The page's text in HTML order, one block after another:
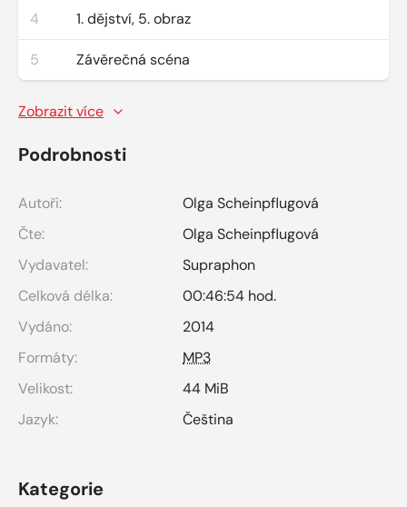
4 1. dějství, 5. obraz
5 Závěrečná scéna
Zobrazit více
Podrobnosti
Autoři:
Olga Scheinpflugová
Čte:
Olga Scheinpflugová
Vydavatel:
Supraphon
Celková délka:
00:46:54 hod.
Vydáno:
2014
Formáty:
MP3
Velikost:
44 MiB
Jazyk:
Čeština
Kategorie